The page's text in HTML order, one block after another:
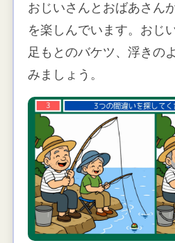
おじいさんとおばあさん
を楽しんでいます。おじ
足もとのバケツ、浮きの
みましょう。